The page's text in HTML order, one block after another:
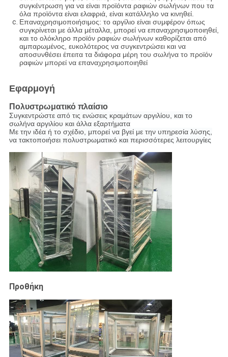
συγκέντρωση για να είναι προϊόντα ραφιών σωλήνων που τα
όλα προϊόντα είναι ελαφριά, είναι κατάλληλο να κινηθεί.
Επαναχρησιμοποιήσιμος: το αργίλιο είναι συμφέρον όπως
συγκρίνεται με άλλα μέταλλα, μπορεί να επαναχρησιμοποιηθεί,
και το ολόκληρο προϊόν ραφιών σωλήνων καθορίζεται από
αμπαρωμένος, ευκολότερος να συγκεντρώσει και να
αποσυνθέσει έπειτα τα διάφορα μέρη του σωλήνα το προϊόν
ραφιών μπορεί να επαναχρησιμοποιηθεί
Εφαρμογή
Πολυστρωματικό πλαίσιο
Συγκεντρώστε από τις ενώσεις κραμάτων αργιλίου, και το
σωλήνα αργιλίου και άλλα εξαρτήματα
Με την ιδέα ή το σχέδιο, μπορεί να βγεί με την υπηρεσία λύσης,
να τακτοποιήσει πολυστρωματικό και περισσότερες λειτουργίες
Προθήκη